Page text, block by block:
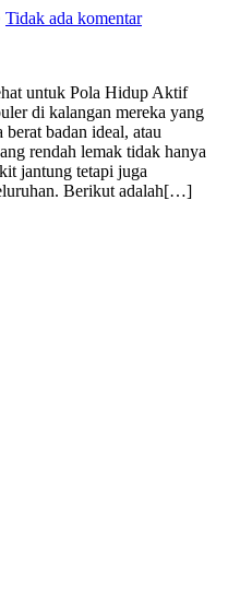
Tidak ada komentar
untuk Pola Hidup Aktif
di kalangan mereka yang
badan ideal, atau
rendah lemak tidak hanya
jantung tetapi juga
Berikut adalah[…]